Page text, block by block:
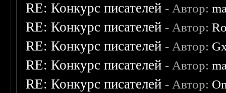
RE: Конкурс писателей - Автор:
RE: Конкурс писателей - Автор:
RE: Конкурс писателей - Автор:
RE: Конкурс писателей - Автор:
RE: Конкурс писателей - Автор: